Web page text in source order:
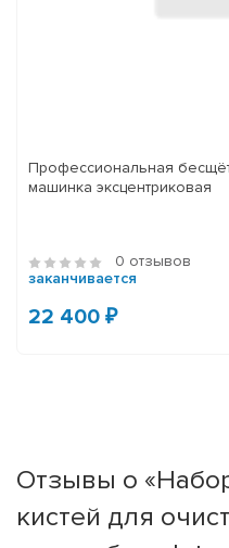
Профессиональная
машинка эксцентриковая
0 отзывов
заканчивается
22 400 ₽
Отзывы о
кистей для